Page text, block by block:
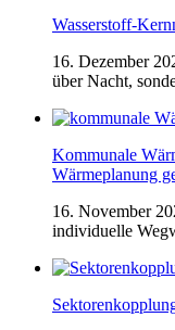
Wasserstoff-
16. Dezember
über Nacht,
Kommunale
Wärmeplanung
16. November
individuelle